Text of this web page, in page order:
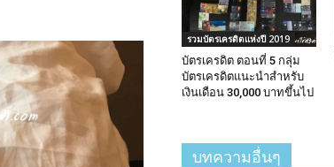
รวมบัตรเครดิตแห่งปี 2019
บัตรเครดิต ตอนที่ 5 กลุ่ม
บัตรเครดิตแนะนำสำหรับ
เงินเดือน 30,000 บาทขึ้นไป
บทความอื่นๆ